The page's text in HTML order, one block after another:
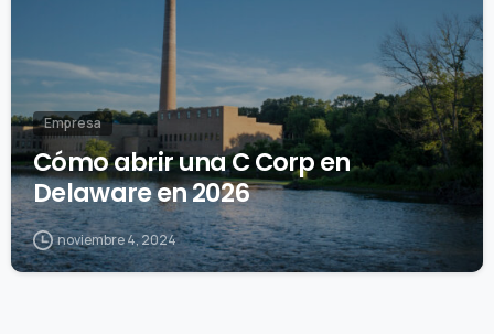
Empresa
Cómo abrir una C Corp en
Delaware en 2026
noviembre 4, 2024